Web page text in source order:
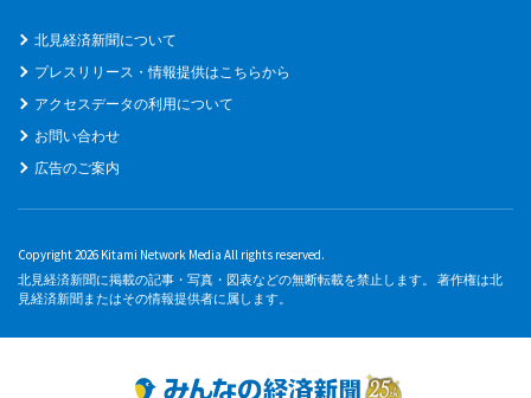
北見経済新聞について
プレスリリース・情報提供はこちらから
アクセスデータの利用について
お問い合わせ
広告のご案内
Copyright 2026 Kitami Network Media All rights reserved.
北見経済新聞に掲載の記事・写真・図表などの無断転載を禁止します。 著作権は北
見経済新聞またはその情報提供者に属します。